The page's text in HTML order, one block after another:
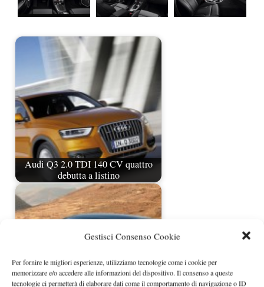
Gestisci Consenso Cookie
Per fornire le migliori esperienze, utilizziamo tecnologie come i cookie per
memorizzare e/o accedere alle informazioni del dispositivo. Il consenso a queste
tecnologie ci permetterà di elaborare dati come il comportamento di navigazione o ID
Audi Q3 2.0 TDI 140 CV quattro
debutta a listino